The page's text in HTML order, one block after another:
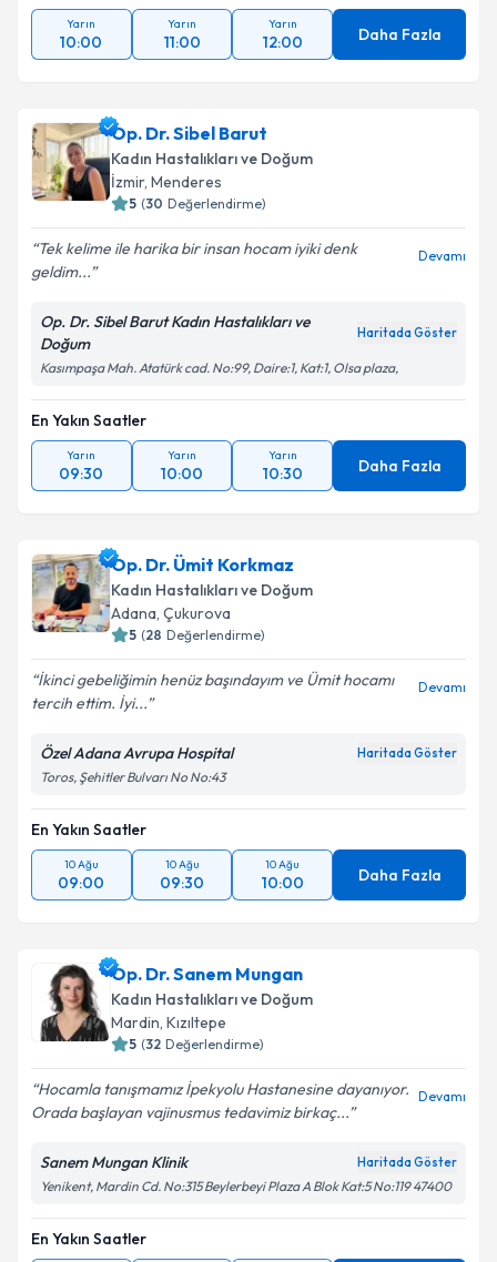
Yarın
10:00
Yarın
11:00
Yarın
12:00 Daha Fazla
Op. Dr. Sibel Barut
Kadın Hastalıkları ve Doğum
İzmir, Menderes
5 (30 Değerlendirme)
Tek kelime ile harika bir insan hocam iyiki denk
geldim...
Devamı
Op. Dr. Sibel Barut Kadın Hastalıkları ve
Doğum
Haritada Göster
Kasımpaşa Mah. Atatürk cad. No:99, Daire:1, Kat:1, Olsa plaza,
En Yakın Saatler
Yarın
09:30
Yarın
10:00
Yarın
10:30 Daha Fazla
Op. Dr. Ümit Korkmaz
Kadın Hastalıkları ve Doğum
Adana, Çukurova
5 (28 Değerlendirme)
İkinci gebeliğimin henüz başındayım ve Ümit hocamı
tercih ettim. İyi...
Devamı
Özel Adana Avrupa Hospital Haritada Göster
Toros, Şehitler Bulvarı No No:43
En Yakın Saatler
10 Ağu
09:00
10 Ağu
09:30
10 Ağu
10:00 Daha Fazla
Op. Dr. Sanem Mungan
Kadın Hastalıkları ve Doğum
Mardin, Kızıltepe
5 (32 Değerlendirme)
Hocamla tanışmamız İpekyolu Hastanesine dayanıyor.
Orada başlayan vajinusmus tedavimiz birkaç...
Devamı
Sanem Mungan Klinik Haritada Göster
Yenikent, Mardin Cd. No:315 Beylerbeyi Plaza A Blok Kat:5 No:119 47400
En Yakın Saatler